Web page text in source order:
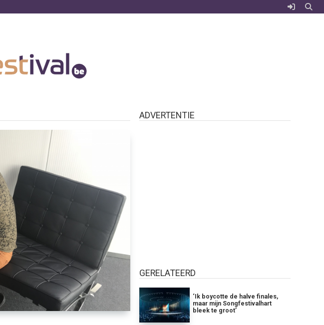
ADVERTENTIE
GERELATEERD
‘Ik boycotte de halve finales,
maar mijn Songfestivalhart
bleek te groot’